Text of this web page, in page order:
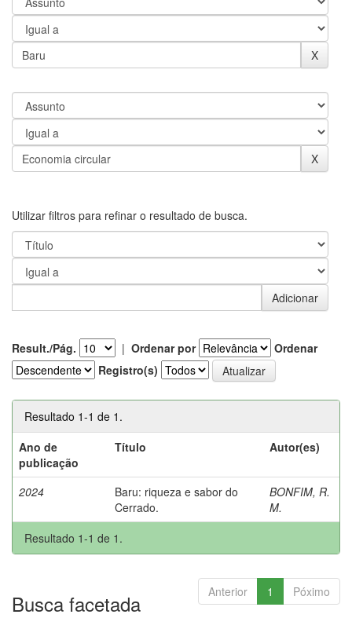
Utilizar filtros para refinar o resultado de busca.
Result./Pág. | Ordenar por
Ordenar
Registro(s)
Resultado 1-1 de 1.
Ano de
publicação
Título Autor(es)
2024
Baru: riqueza e sabor do
Cerrado.
BONFIM, R.
M.
Resultado 1-1 de 1.
Anterior 1 Póximo
Busca facetada